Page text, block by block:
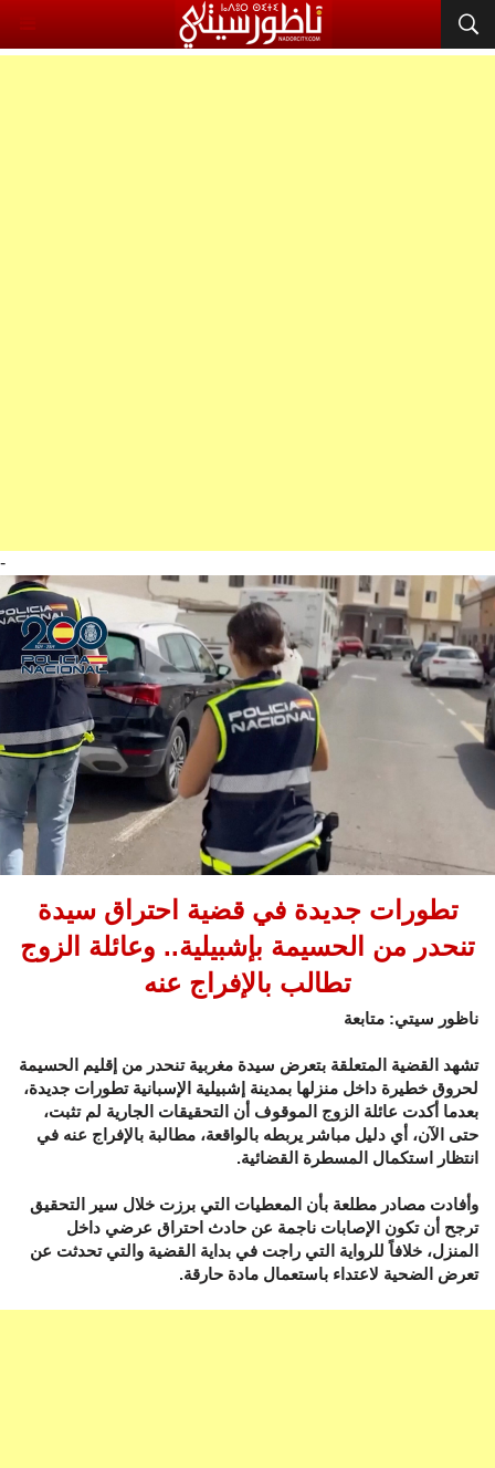
-
تطورات جديدة في قضية احتراق سيدة
تنحدر من الحسيمة بإشبيلية.. وعائلة الزوج
تطالب بالإفراج عنه
ناظور سيتي: متابعة
تشهد القضية المتعلقة بتعرض سيدة مغربية تنحدر من إقليم الحسيمة
لحروق خطيرة داخل منزلها بمدينة إشبيلية الإسبانية تطورات جديدة،
بعدما أكدت عائلة الزوج الموقوف أن التحقيقات الجارية لم تثبت،
حتى الآن، أي دليل مباشر يربطه بالواقعة، مطالبة بالإفراج عنه في
انتظار استكمال المسطرة القضائية.
وأفادت مصادر مطلعة بأن المعطيات التي برزت خلال سير التحقيق
ترجح أن تكون الإصابات ناجمة عن حادث احتراق عرضي داخل
المنزل، خلافاً للرواية التي راجت في بداية القضية والتي تحدثت عن
تعرض الضحية لاعتداء باستعمال مادة حارقة.